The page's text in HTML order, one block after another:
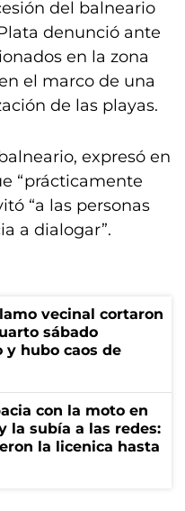
del balneario
denunció ante
en la zona
el marco de una
de las playas.
expresó en
“prácticamente
“a las personas
a dialogar”.
vecinal cortaron
sábado
y hubo caos de
con la moto en
la subía a las redes:
la licenica hasta